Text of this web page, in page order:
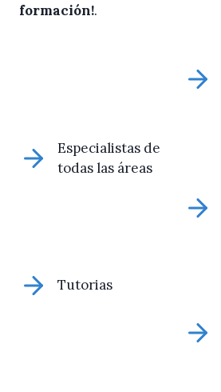
formación!.
Especialistas de
todas las áreas
Tutorias